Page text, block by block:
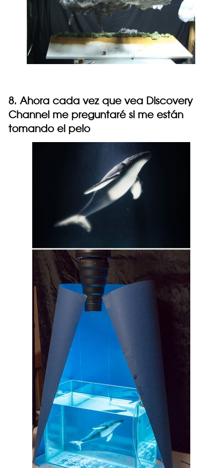
8. Ahora cada vez que vea Discovery
Channel me preguntaré si me están
tomando el pelo